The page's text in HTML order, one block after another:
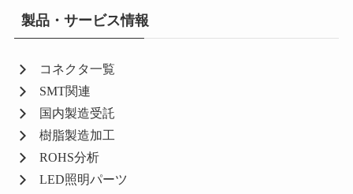
製品・サービス情報
コネクタ一覧
SMT関連
国内製造受託
樹脂製造加工
ROHS分析
LED照明パーツ